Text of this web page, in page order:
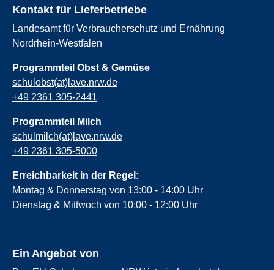
Kontakt für Lieferbetriebe
Landesamt für Verbraucherschutz und Ernährung
Nordrhein-Westfalen
Programmteil Obst & Gemüse
schulobst(at)lave.nrw.de
+49 2361 305-2441
Programmteil Milch
schulmilch(at)lave.nrw.de
+49 2361 305-5000
Erreichbarkeit in der Regel:
Montag & Donnerstag von 13:00 - 14:00 Uhr
Dienstag & Mittwoch von 10:00 - 12:00 Uhr
Ein Angebot von